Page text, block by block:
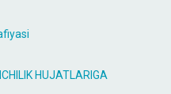
HUJATLARIGA